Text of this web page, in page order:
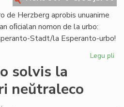
de Herzberg aprobis unuanime
oﬁcialan nomon de la urbo:
Stadt/la Esperanto-urbo!
Legu pli
solvis la
neŭtraleco